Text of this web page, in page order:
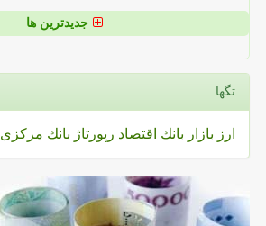
جدیدترین ها
تگها
ارز بازار بانك اقتصاد رپورتاژ بانك مركزی